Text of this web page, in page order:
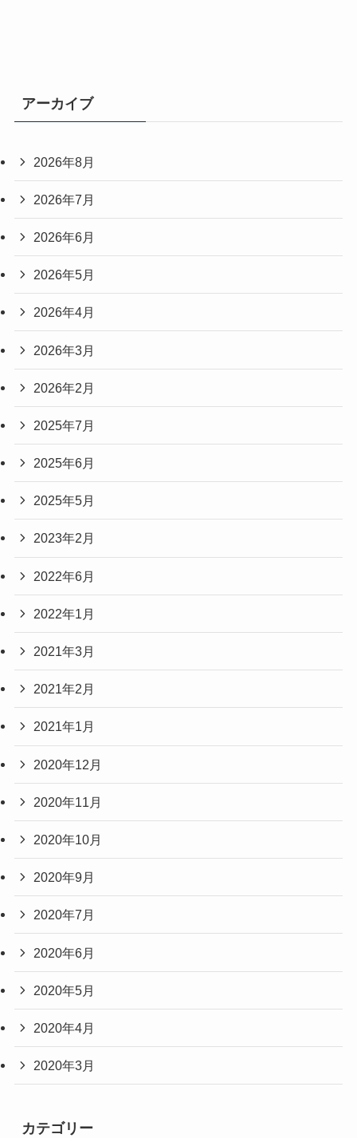
アーカイブ
2026年8月
2026年7月
2026年6月
2026年5月
2026年4月
2026年3月
2026年2月
2025年7月
2025年6月
2025年5月
2023年2月
2022年6月
2022年1月
2021年3月
2021年2月
2021年1月
2020年12月
2020年11月
2020年10月
2020年9月
2020年7月
2020年6月
2020年5月
2020年4月
2020年3月
カテゴリー